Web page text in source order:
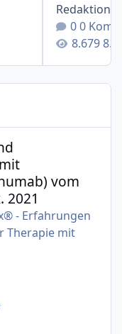
Redaktion
0
mit
vom
2021
- Erfahrungen
Therapie mit